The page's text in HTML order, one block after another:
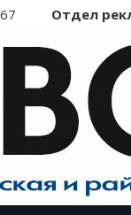
67 Отдел